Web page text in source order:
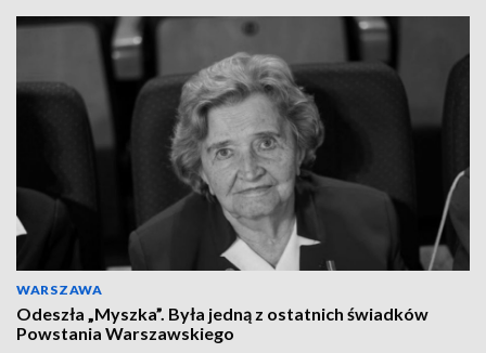
WARSZAWA
Odeszła „Myszka”. Była jedną z ostatnich świadków
Powstania Warszawskiego